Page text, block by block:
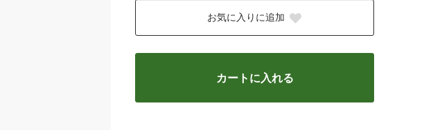
お気に入りに追加
カートに入れる